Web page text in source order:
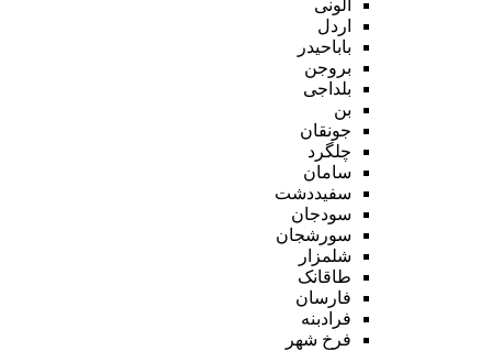
آلونی
اردل
باباحیدر
بروجن
بلداجی
بن
جونقان
چلگرد
سامان
سفیددشت
سودجان
سورشجان
شلمزار
طاقانک
فارسان
فرادبنه
فرخ شهر